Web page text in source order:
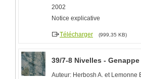
2002
Notice explicative
Télécharger (999,35 KB)
39/7-8 Nivelles - Genappe
Auteur: Herbosh A. et Lemonne